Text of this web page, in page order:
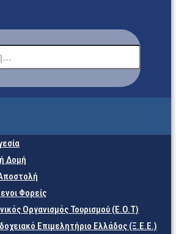
Δομή
Φορείς
Οργανισμός Τουρισμού (Ε.Ο.Τ)
Επιμελητήριο Ελλάδος (Ξ.Ε.Ε.)